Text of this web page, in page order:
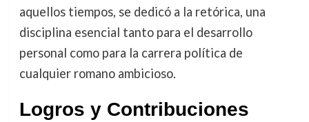
aquellos tiempos, se dedicó a la retórica, una
disciplina esencial tanto para el desarrollo
personal como para la carrera política de
cualquier romano ambicioso.
Logros y Contribuciones